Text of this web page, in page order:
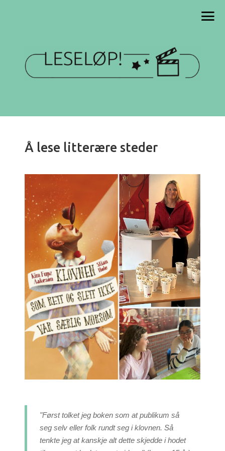
Å lese litterære steder
"Først tolket jeg boken som at publikum så
seg selv eller folk rundt seg i klovnen. Så
tenkte jeg at kanskje alt dette skjedde i hodet